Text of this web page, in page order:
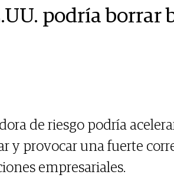
podría borrar
de riesgo podría
y provocar una fuerte
empresariales.